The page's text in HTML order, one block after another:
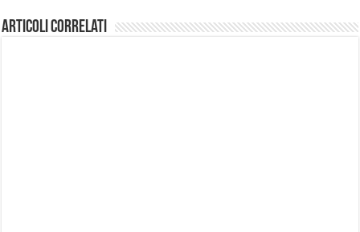
Articoli Correlati